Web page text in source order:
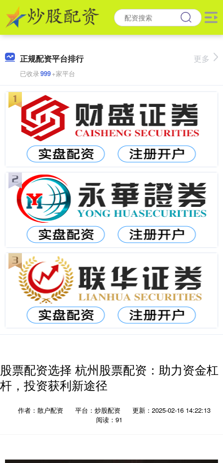
正规配资平台排行
已收录999+家平台
更多
股票配资选择 杭州股票配资：助力资金杠
杆，投资获利新途径
作者：散户配资 平台：炒股配资
更新：2025-02-16 14:22:13
阅读：91